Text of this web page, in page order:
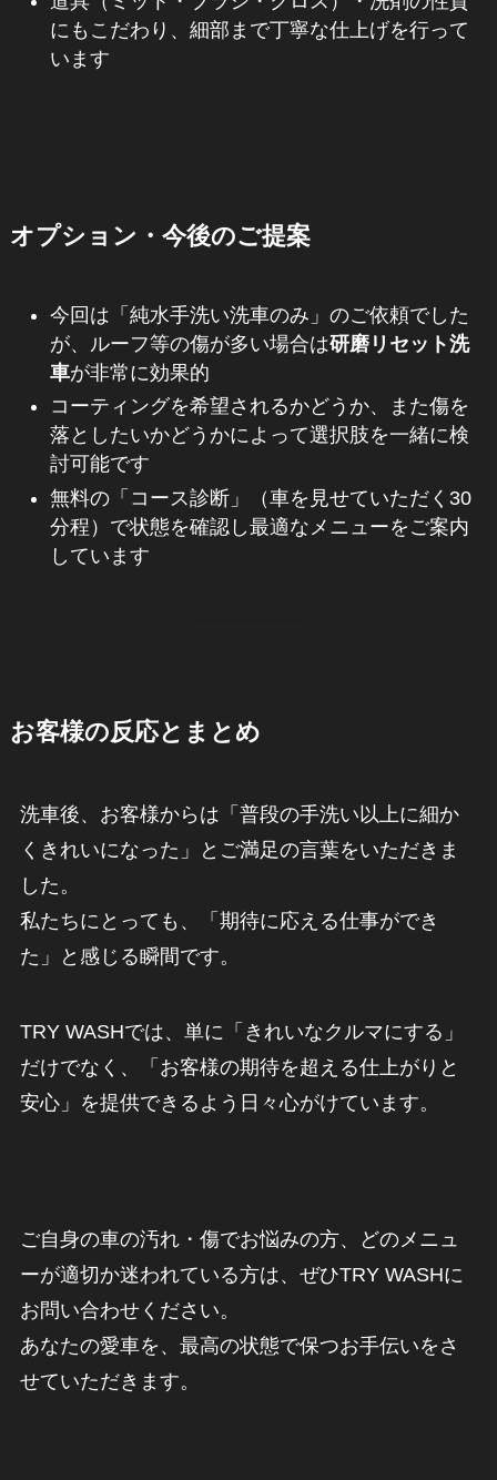
にもこだわり、細部まで丁寧な仕上げを行って
います
オプション・今後のご提案
今回は「純水手洗い洗車のみ」のご依頼でした
が、ルーフ等の傷が多い場合は研磨リセット洗
車が非常に効果的
コーティングを希望されるかどうか、また傷を
落としたいかどうかによって選択肢を一緒に検
討可能です
無料の「コース診断」（車を見せていただく30
分程）で状態を確認し最適なメニューをご案内
しています
お客様の反応とまとめ
洗車後、お客様からは「普段の手洗い以上に細か
くきれいになった」とご満足の言葉をいただきま
した。
私たちにとっても、「期待に応える仕事ができ
た」と感じる瞬間です。
TRY WASHでは、単に「きれいなクルマにする」
だけでなく、「お客様の期待を超える仕上がりと
安心」を提供できるよう日々心がけています。
ご自身の車の汚れ・傷でお悩みの方、どのメニュ
ーが適切か迷われている方は、ぜひTRY WASHに
お問い合わせください。
あなたの愛車を、最高の状態で保つお手伝いをさ
せていただきます。